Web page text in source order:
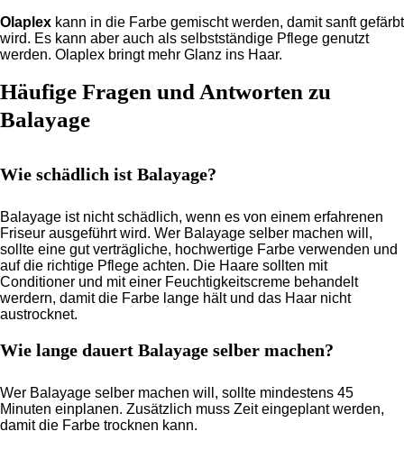
Olaplex kann in die Farbe gemischt werden, damit sanft gefärbt
wird. Es kann aber auch als selbstständige Pflege genutzt
werden. Olaplex bringt mehr Glanz ins Haar.
Häufige Fragen und Antworten zu
Balayage
Wie schädlich ist Balayage?
Balayage ist nicht schädlich, wenn es von einem erfahrenen
Friseur ausgeführt wird. Wer Balayage selber machen will,
sollte eine gut verträgliche, hochwertige Farbe verwenden und
auf die richtige Pflege achten. Die Haare sollten mit
Conditioner und mit einer Feuchtigkeitscreme behandelt
werdern, damit die Farbe lange hält und das Haar nicht
austrocknet.
Wie lange dauert Balayage selber machen?
Wer Balayage selber machen will, sollte mindestens 45
Minuten einplanen. Zusätzlich muss Zeit eingeplant werden,
damit die Farbe trocknen kann.